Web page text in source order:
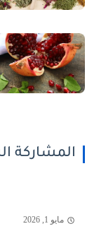
المشاركة
مايو 1, 2026